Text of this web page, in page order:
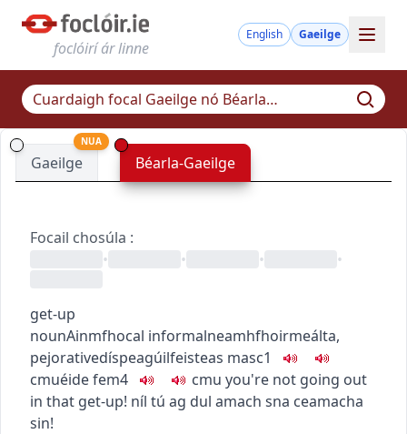
foclóirí ár linne
English Gaeilge
Gaeilge
NUA
Béarla-Gaeilge
Focail chosúla :
•
• • •
get-up
nounAinmfhocal informalneamhfhoirmeálta,
pejorativedíspeagúilfeisteas masc1
cmuéidefem4 cmu you're not going out
in that get-up! níl tú ag dul amach sna ceamacha
sin!